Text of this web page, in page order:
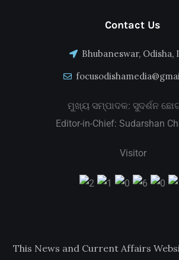
Contact Us
Bhubaneswar, Odisha,
ମୁଖ୍ୟ ସମ୍ପାଦକ: ସୁଦର୍ଶନ
Editor-in-Chief: Sudarshan
Visitor
This News and Current Affairs